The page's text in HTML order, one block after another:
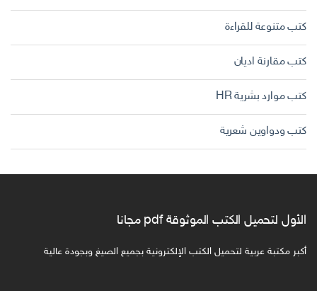
كتب متنوعة للقراءة
كتب مقارنة اديان
كتب موارد بشرية HR
كتب ودواوين شعرية
الأول لتحميل الكتب الموثوقة pdf مجانا
أكبر مكتبة عربية لتحميل الكتب الإلكترونية بجميع الصيغ وبجودة عالية